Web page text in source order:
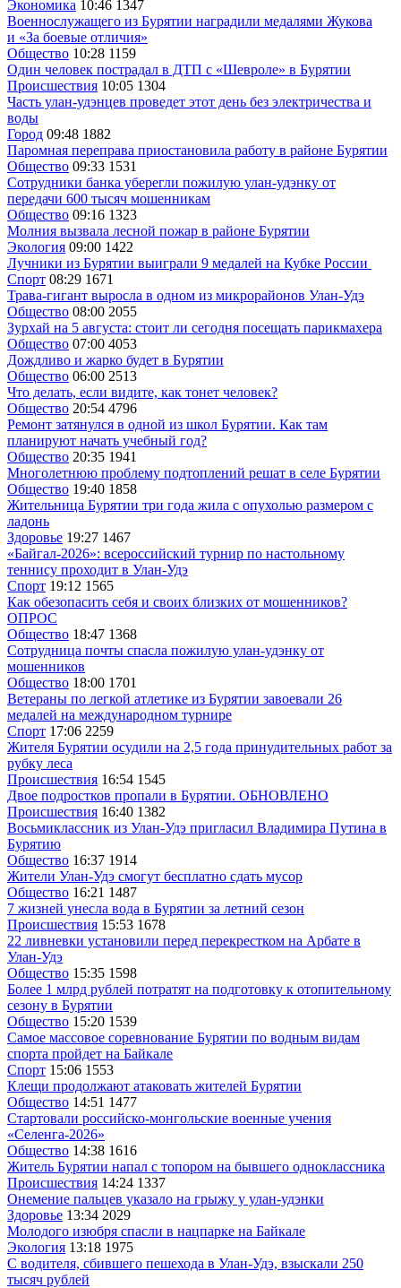
Экономика 10:46 1347
Военнослужащего из Бурятии наградили медалями Жукова
и «За боевые отличия»
Общество 10:28 1159
Один человек пострадал в ДТП с «Шевроле» в Бурятии
Происшествия 10:05 1304
Часть улан-удэнцев проведет этот день без электричества и
воды
Город 09:48 1882
Паромная переправа приостановила работу в районе Бурятии
Общество 09:33 1531
Сотрудники банка уберегли пожилую улан-удэнку от
передачи 600 тысяч мошенникам
Общество 09:16 1323
Молния вызвала лесной пожар в районе Бурятии
Экология 09:00 1422
Лучники из Бурятии выиграли 9 медалей на Кубке России
Спорт 08:29 1671
Трава-гигант выросла в одном из микрорайонов Улан-Удэ
Общество 08:00 2055
Зурхай на 5 августа: стоит ли сегодня посещать парикмахера
Общество 07:00 4053
Дождливо и жарко будет в Бурятии
Общество 06:00 2513
Что делать, если видите, как тонет человек?
Общество 20:54 4796
Ремонт затянулся в одной из школ Бурятии. Как там
планируют начать учебный год?
Общество 20:35 1941
Многолетнюю проблему подтоплений решат в селе Бурятии
Общество 19:40 1858
Жительница Бурятии три года жила с опухолью размером с
ладонь
Здоровье 19:27 1467
«Байгал-2026»: всероссийский турнир по настольному
теннису проходит в Улан-Удэ
Спорт 19:12 1565
Как обезопасить себя и своих близких от мошенников?
ОПРОС
Общество 18:47 1368
Сотрудница почты спасла пожилую улан-удэнку от
мошенников
Общество 18:00 1701
Ветераны по легкой атлетике из Бурятии завоевали 26
медалей на международном турнире
Спорт 17:06 2259
Жителя Бурятии осудили на 2,5 года принудительных работ за
рубку леса
Происшествия 16:54 1545
Двое подростков пропали в Бурятии. ОБНОВЛЕНО
Происшествия 16:40 1382
Восьмиклассник из Улан-Удэ пригласил Владимира Путина в
Бурятию
Общество 16:37 1914
Жители Улан-Удэ смогут бесплатно сдать мусор
Общество 16:21 1487
7 жизней унесла вода в Бурятии за летний сезон
Происшествия 15:53 1678
22 ливневки установили перед перекрестком на Арбате в
Улан-Удэ
Общество 15:35 1598
Более 1 млрд рублей потратят на подготовку к отопительному
сезону в Бурятии
Общество 15:20 1539
Самое массовое соревнование Бурятии по водным видам
спорта пройдет на Байкале
Спорт 15:06 1553
Клещи продолжают атаковать жителей Бурятии
Общество 14:51 1477
Cтартовали российско-монгольские военные учения
«Селенга-2026»
Общество 14:38 1616
Житель Бурятии напал с топором на бывшего одноклассника
Происшествия 14:24 1337
Онемение пальцев указало на грыжу у улан-удэнки
Здоровье 13:34 2029
Молодого изюбря спасли в нацпарке на Байкале
Экология 13:18 1975
С водителя, сбившего пешехода в Улан-Удэ, взыскали 250
тысяч рублей